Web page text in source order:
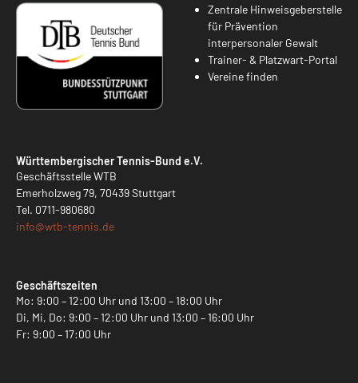
Zentrale Hinweisgeberstelle
für Prävention
interpersonaler Gewalt
Trainer- & Platzwart-Portal
Vereine finden
Württembergischer Tennis-Bund e.V.
Geschäftsstelle WTB
Emerholzweg 79, 70439 Stuttgart
Tel. 0711-980680
info@wtb-tennis.de
Geschäftszeiten
Mo: 9:00 – 12:00 Uhr und 13:00 – 18:00 Uhr
Di, Mi, Do: 9:00 – 12:00 Uhr und 13:00 – 16:00 Uhr
Fr: 9:00 – 17:00 Uhr